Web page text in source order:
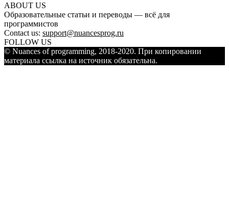
ABOUT US
Образовательные статьи и переводы — всё для
программистов
Contact us: support@nuancesprog.ru
FOLLOW US
© Nuances of programming, 2018-2020. При копировании
материала ссылка на источник обязательна.